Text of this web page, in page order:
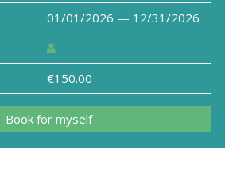
01/01/2026 — 12/31/2026
€150.00
Book for myself